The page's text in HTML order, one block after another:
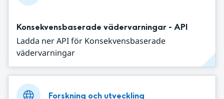
Konsekvensbaserade vädervarningar - API
Ladda ner API för Konsekvensbaserade
vädervarningar
Forskning och utveckling